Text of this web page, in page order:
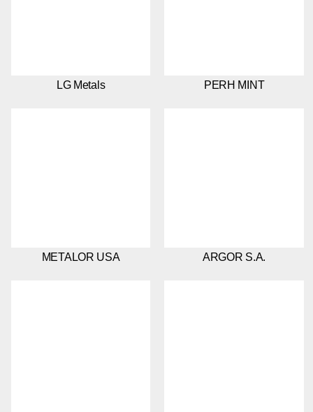
LG Metals PERH MINT
METALOR USA ARGOR S.A.